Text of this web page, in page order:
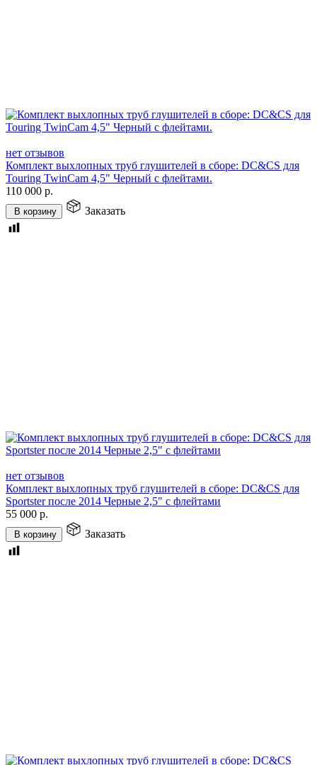
нет отзывов
Комплект выхлопных труб глушителей в сборе: DC&CS для
Touring TwinCam 4,5" Черный с флейтами.
110 000 р.
В корзину Заказать
нет отзывов
Комплект выхлопных труб глушителей в сборе: DC&CS для
Sportster после 2014 Черные 2,5" с флейтами
55 000 р.
В корзину Заказать